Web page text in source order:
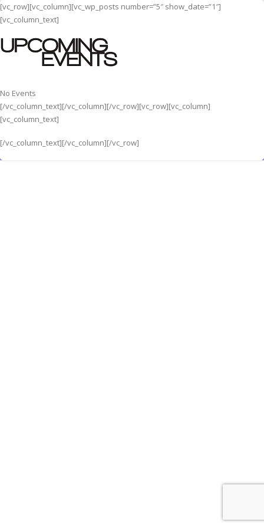
[vc_row][vc_column][vc_wp_posts number=”5″ show_date=”1″]
[vc_column_text]
No Events
[/vc_column_text][/vc_column][/vc_row][vc_row][vc_column]
[vc_column_text]
[/vc_column_text][/vc_column][/vc_row]